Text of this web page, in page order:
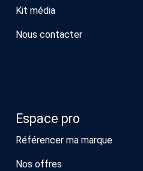
Kit média
Nous contacter
Espace pro
Référencer ma marque
Nos offres